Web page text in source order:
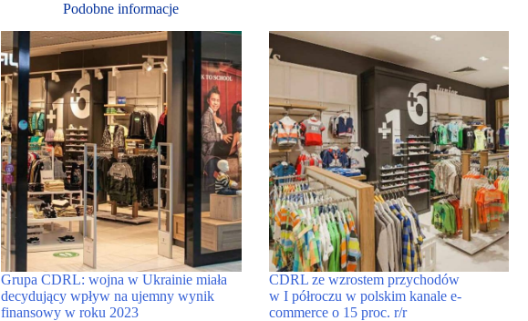
Podobne informacje
Grupa CDRL: wojna w Ukrainie miała
decydujący wpływ na ujemny wynik
finansowy w roku 2023
CDRL ze wzrostem przychodów
w I półroczu w polskim kanale e-
commerce o 15 proc. r/r